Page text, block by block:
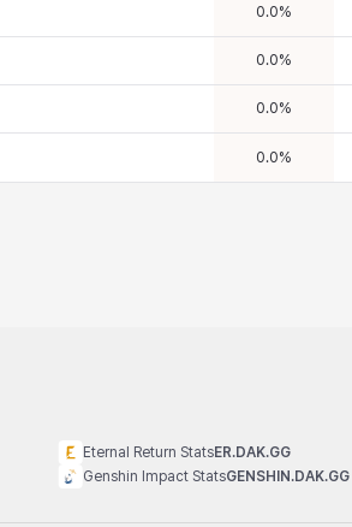
0.0%
0.0%
0.0%
0.0%
Eternal Return StatsER.DAK.GG
Genshin Impact StatsGENSHIN.DAK.GG